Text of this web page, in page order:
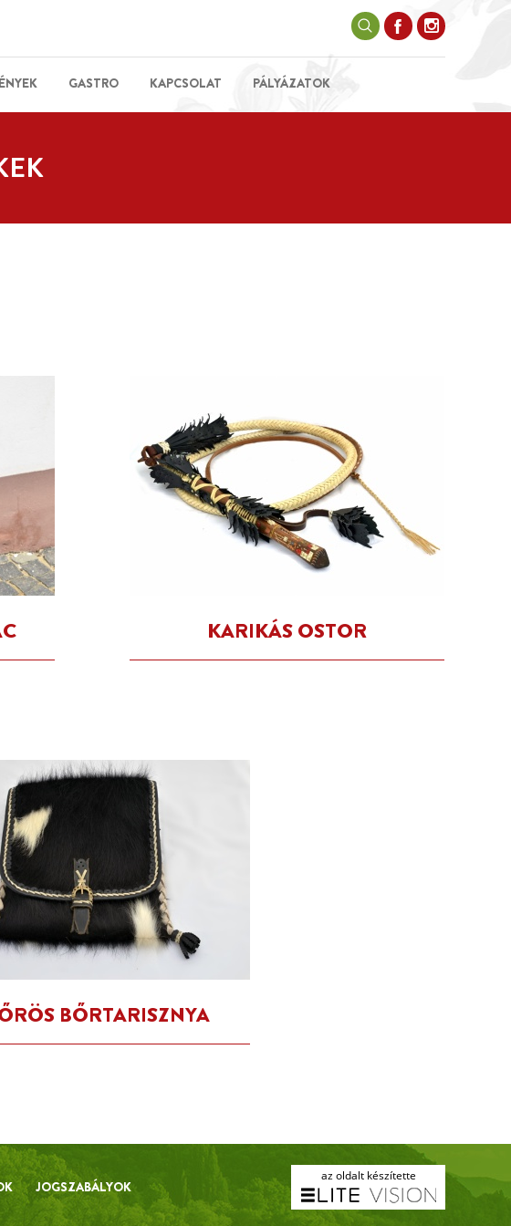
GASTRO KAPCSOLAT PÁLYÁZATOK
KARIKÁS OSTOR
BŐRTARISZNYA
JOGSZABÁLYOK
az oldalt készítette